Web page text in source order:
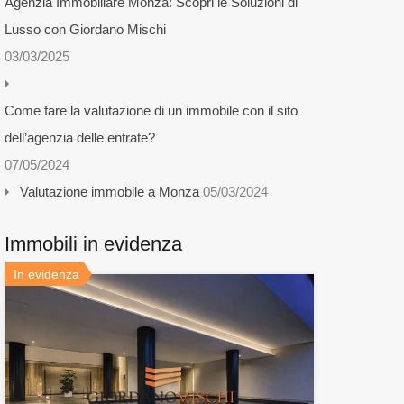
Lusso con Giordano Mischi
03/03/2025
Come fare la valutazione di un immobile con il sito
dell’agenzia delle entrate?
07/05/2024
Valutazione immobile a Monza 05/03/2024
Immobili in evidenza
In evidenza